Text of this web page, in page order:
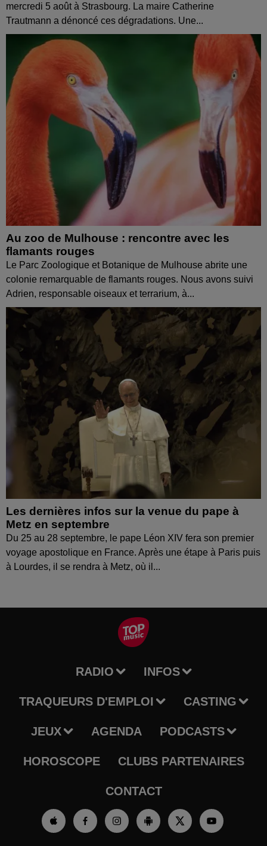
mercredi 5 août à Strasbourg. La maire Catherine
Trautmann a dénoncé ces dégradations. Une...
Au zoo de Mulhouse : rencontre avec les
flamants rouges
Le Parc Zoologique et Botanique de Mulhouse abrite une
colonie remarquable de flamants rouges. Nous avons suivi
Adrien, responsable oiseaux et terrarium, à...
Les dernières infos sur la venue du pape à
Metz en septembre
Du 25 au 28 septembre, le pape Léon XIV fera son premier
voyage apostolique en France. Après une étape à Paris puis
à Lourdes, il se rendra à Metz, où il...
RADIO INFOS
TRAQUEURS D'EMPLOI CASTING
JEUX AGENDA PODCASTS
HOROSCOPE CLUBS PARTENAIRES
CONTACT